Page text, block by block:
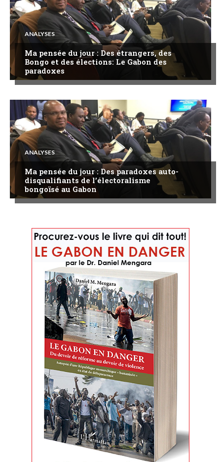
ANALYSES
Ma pensée du jour : Des étrangers, des
Bongo et des élections: Le Gabon des
paradoxes
ANALYSES
Ma pensée du jour : Des paradoxes auto-
disqualifiants de l’électoralisme
bongoïsé au Gabon